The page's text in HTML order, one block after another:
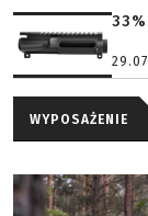
WYPOSAŻENIE